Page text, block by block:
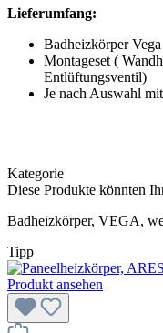
Lieferumfang:
Badheizkörper Vega
Montageset (
Entlüftungsventil)
Je nach Auswahl
Kategorie
Diese Produkte könnten
Badheizkörper, VEGA,
Tipp
Produkt ansehen